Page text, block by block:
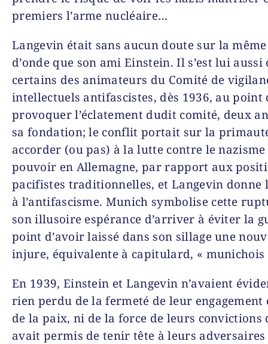
premiers l’arme nucléaire…
Langevin était sans aucun doute sur la
d’onde que son ami Einstein. Il s’est lui aussi
certains des animateurs du Comité de
intellectuels antifascistes, dès 1936, au point
provoquer l’éclatement dudit comité, deux
sa fondation; le conflit portait sur la
accorder (ou pas) à la lutte contre le
pouvoir en Allemagne, par rapport aux
pacifistes traditionnelles, et Langevin
à l’antifascisme. Munich symbolise cette
son illusoire espérance d’arriver à éviter la
point d’avoir laissé dans son sillage une
injure, équivalente à capitulard, « munichois
En 1939, Einstein et Langevin n’avaient
rien perdu de la fermeté de leur engagement
de la paix, ni de la force de leurs convictions
avait permis de tenir tête à leurs adver­sai­res